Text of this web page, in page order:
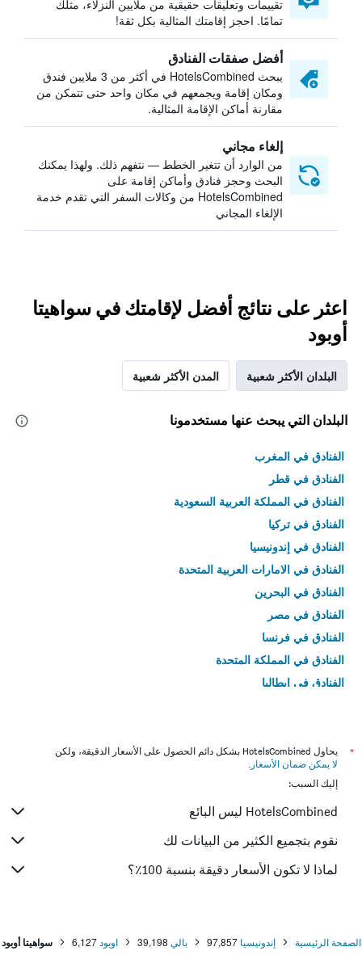
تقييمات وتعليقات حقيقية من ملايين النزلاء، مثلك
تمامًا. احجز إقامتك المثالية بكل ثقة!
أفضل صفقات الفنادق
يبحث HotelsCombined في أكثر من 3 ملايين فندق
ومكان إقامة ويجمعهم في مكان واحد حتى تتمكن من
مقارنة أماكن الإقامة المثالية.
إلغاء مجاني
من الوارد أن تتغير الخطط — نتفهم ذلك. ولهذا يمكنك
البحث وحجز فنادق وأماكن إقامة على
HotelsCombined من وكالات السفر التي تقدم خدمة
الإلغاء المجاني
اعثر على نتائج أفضل لإقامتك في سواهيتا
أوبود
البلدان الأكثر شعبية المدن الأكثر شعبية
البلدان التي يبحث عنها مستخدمونا
الفنادق في المغرب
الفنادق في قطر
الفنادق في المملكة العربية السعودية
الفنادق في تركيا
الفنادق في إندونيسيا
الفنادق في الامارات العربية المتحدة
الفنادق في البحرين
الفنادق في مصر
الفنادق في فرنسا
الفنادق في المملكة المتحدة
الفنادق في إيطاليا
*
يحاول HotelsCombined بشكل دائم الحصول على الأسعار الدقيقة، ولكن
لا يمكن ضمان الأسعار .
إليك السبب:
HotelsCombined ليس البائع
نقوم بتجميع الكثير من البيانات لك
لماذا لا تكون الأسعار دقيقة بنسبة 100٪؟
الصفحة الرئيسية إندونيسيا 97,857 بالي 39,198 اوبود 6,127 سواهيتا أوبود